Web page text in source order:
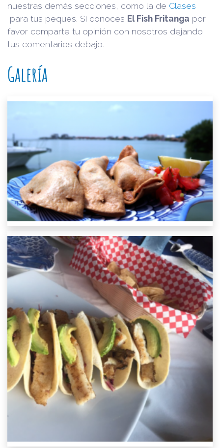
nuestras demás secciones, como la de Clases
para tus peques. Si conoces El Fish Fritanga por
favor comparte tu opinión con nosotros dejando
tus comentarios debajo.
Galería